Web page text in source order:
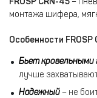
монтажа шифера,
Особенности FROSP
Бьет кровельными
лучше
Надежный – не